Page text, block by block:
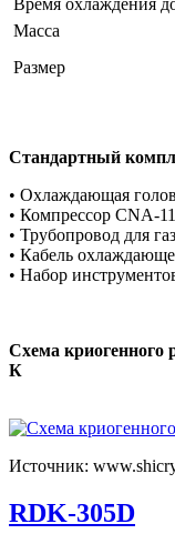
Масса
Размер
Стандартный
• Охлаждающая
• Компрессор CNA-
• Трубопровод для
• Кабель
• Набор
Схема криогенного
К
Источник:
RDK-305D